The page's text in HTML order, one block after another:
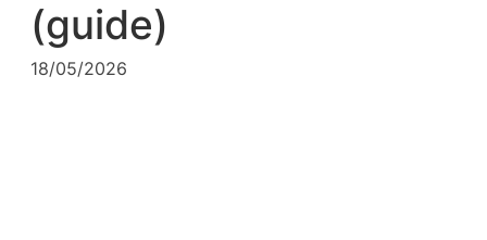
(guide)
18/05/2026